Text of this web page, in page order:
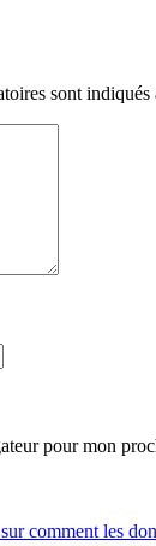
sont indiqués
pour mon
comment les